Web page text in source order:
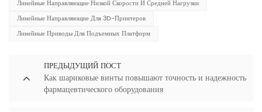
Линейные Направляющие Низкой Скорости И Средней Нагрузки
Линейные Направляющие Для 3D-Принтеров
Линейные Приводы Для Подъемных Платформ
ПРЕДЫДУЩИЙ ПОСТ
Как шариковые винты повышают точность и надежность
фармацевтического оборудования